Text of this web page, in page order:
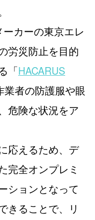
カーの東京エレ
労災防止を目的
「HACARUS
業者の防護服や眼
危険な状況をア
応えるため、デ
完全オンプレミ
ションとなって
きることで、リ